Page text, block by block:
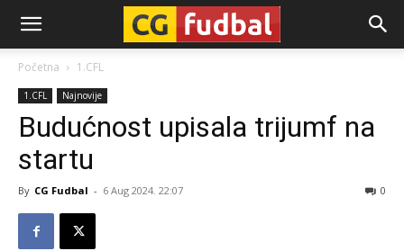
CG-
Fudbal
Početna 1.CFL
1.CFL Najnovije
Budućnost upisala trijumf na
startu
By CG Fudbal - 6 Aug 2024. 22:07 0